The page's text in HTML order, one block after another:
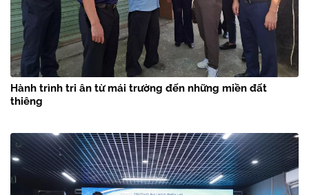
Hành trình tri ân từ mái trường đến những miền đất
thiêng